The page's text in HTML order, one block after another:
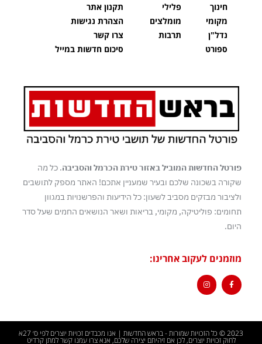
חינוך
מקומי
נדל"ן
ספורט
פלילי
מומלצים
תרבות
תקנון אתר
הצהרת נגישות
צרו קשר
סיכום חדשות במייל
פורטל החדשות המוביל באזור טירת הכרמל והסביבה. כל מה
שקורה בשכונה שלכם ובעיר שמעניין אתכם! האתר מספק לתושבים
ולציבור מבזקים מסביב לשעון: כל הידיעות והפרשנויות במגוון
תחומים: פוליטיקה, מקומי, בריאות ושאר הנושאים החמים שעל סדר
היום.
מוזמנים לעקוב אחרינו:
2023 © כל הזכויות שמורות - בראש החדשות | אנו מכבדים זכויות יוצרים לפי ס׳ 27א
לחוק זכויות יוצרים, לכן אם זיהיתם יצירה שלכם, אנא צרו עמנו קשר למתן קרדיט